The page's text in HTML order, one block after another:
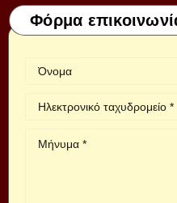
Φόρμα